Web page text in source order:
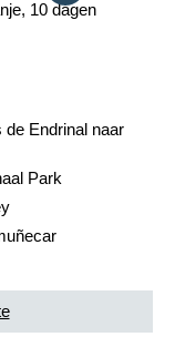
de Endrinal naar
Park